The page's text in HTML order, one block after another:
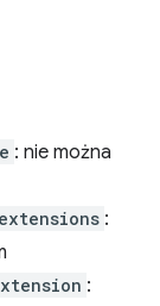
: nie można
:
: